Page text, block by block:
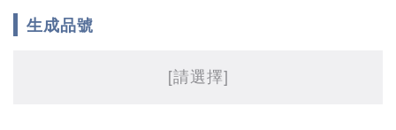
生成品號
[請選擇]